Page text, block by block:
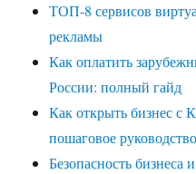
ТОП-8 сервисов
рекламы
Как оплатить
России: полный гайд
Как открыть бизнес с
пошаговое руководство
Безопасность бизнеса